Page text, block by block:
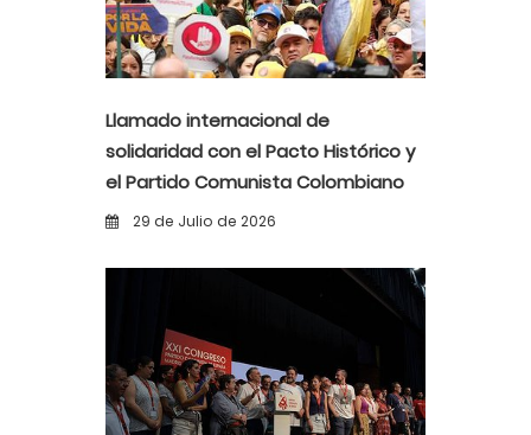
Llamado internacional de
solidaridad con el Pacto Histórico y
el Partido Comunista Colombiano
ante la alerta democrática y la
29 de Julio de 2026